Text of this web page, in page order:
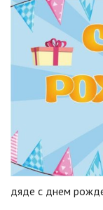
дяде с днем